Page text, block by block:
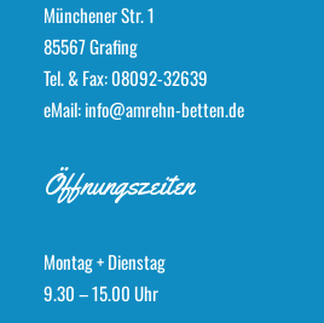
Seit unsere Kleine Ihr neues Bett von
können auch wir wieder
Münchener Str. 1
85567 Grafing
Tel. & Fax: 08092-32639
eMail: info@amrehn-betten.de
Öffnungszeiten
Montag + Dienstag
9.30 – 15.00 Uhr